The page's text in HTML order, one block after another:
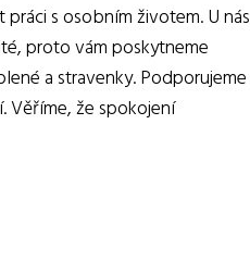
s osobním životem. U nás
proto vám poskytneme
a stravenky. Podporujeme
Věříme, že spokojení